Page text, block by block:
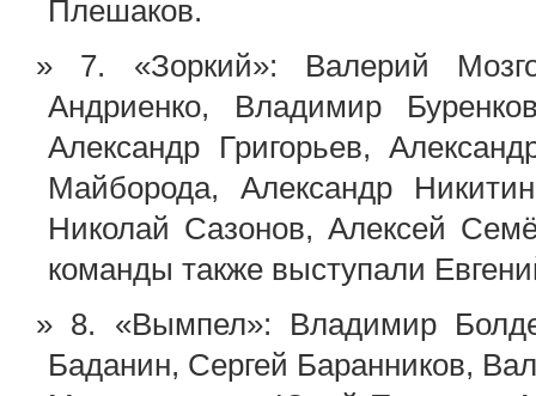
Плешаков.
7. «Зоркий»: Валерий
Андриенко, Владимир
Александр Григорьев,
Майборода, Александр
Николай Сазонов, Алексей
команды также выступали
8. «Вымпел»: Владимир
Баданин, Сергей Баранников,